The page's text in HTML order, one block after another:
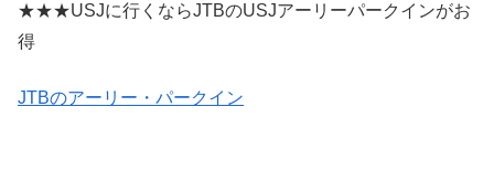
★★★USJに行くならJTBのUSJアーリーパークインがお
得
JTBのアーリー・パークイン